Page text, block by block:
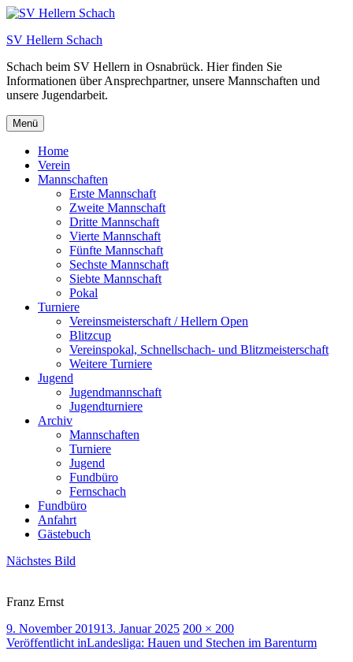
Zum
springen
SV Hellern Schach
Schach beim SV Hellern in Osnabrück. Hier finden Sie
Informationen über Ansprechpartner, unsere Mannschaften und
unsere Jugendarbeit.
Menü
Home
Verein
Mannschaften
Erste Mannschaft
Zweite Mannschaft
Dritte Mannschaft
Vierte Mannschaft
Fünfte Mannschaft
Sechste Mannschaft
Siebte Mannschaft
Pokal
Turniere
Vereinsmeisterschaft / Hellern Open
Blitzcup
Vereinspokal, Schnellschach- und Blitzmeisterschaft
Weitere Turniere
Jugend
Jugendmannschaft
Jugendturniere
Archiv
Mannschaften
Turniere
Jugend
Fundbüro
Fernschach
Fundbüro
Anfahrt
Gästebuch
Nächstes Bild
Franz Ernst
Veröffentlicht
am
9. November 201913. Januar 2025 Volle
Größe
200 × 200
Beitragsnavigation
Veröffentlicht inLandesliga: Hauen und Stechen im Barenturm